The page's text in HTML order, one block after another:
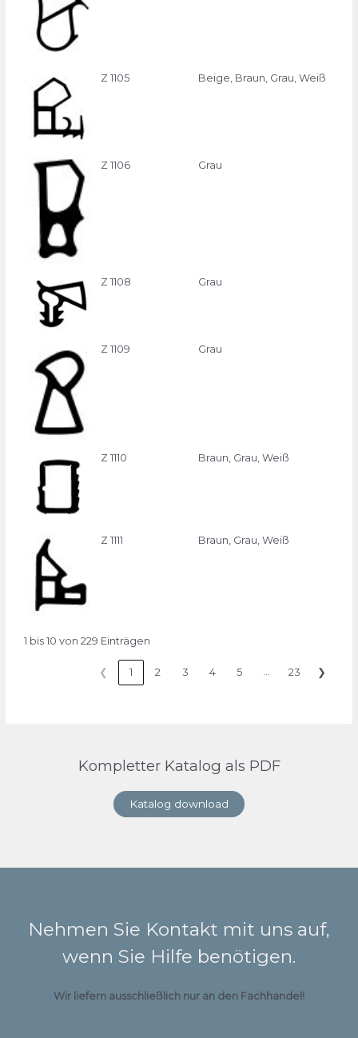
Z 1105 Beige, Braun, Grau, Weiß
Z 1106 Grau
Z 1108 Grau
Z 1109 Grau
Z 1110 Braun, Grau, Weiß
Z 1111 Braun, Grau, Weiß
1 bis 10 von 229 Einträgen
❮ 1 2 3 4 5 … 23 ❯
Kompletter Katalog als PDF
Katalog download
Nehmen Sie Kontakt mit uns auf,
wenn Sie Hilfe benötigen.
Wir liefern ausschließlich nur an den Fachhandel!